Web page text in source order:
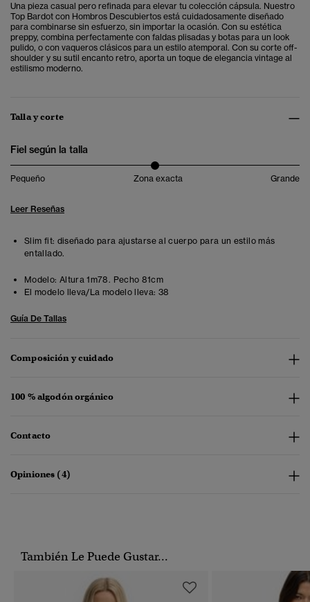
Una pieza casual pero refinada para elevar tu colección cápsula. Nuestro
Top Bardot con Hombros Descubiertos está cuidadosamente diseñado
para combinarse sin esfuerzo, sin importar la ocasión. Con su estética
preppy, combina perfectamente con faldas plisadas y botas para un look
pulido, o con vaqueros clásicos para un estilo atemporal. Con su corte off-
shoulder y su sutil encanto retro, aporta un toque de elegancia vintage al
estilismo moderno.
Talla y corte
Fiel según la talla
Pequeño Zona exacta Grande
Leer Reseñas
Slim fit: diseñado para ajustarse al cuerpo para un estilo más
entallado.
Modelo: Altura 1m78. Pecho 81cm
El modelo lleva/La modelo lleva: 38
Guía De Tallas
Composición y cuidado
100 % algodón orgánico
Contacto
Opiniones (4)
También Le Puede Gustar...